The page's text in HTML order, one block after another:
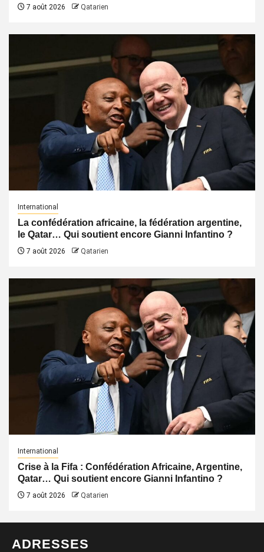
7 août 2026 Qatarien
International
La confédération africaine, la fédération argentine,
le Qatar… Qui soutient encore Gianni Infantino ?
7 août 2026 Qatarien
International
Crise à la Fifa : Confédération Africaine, Argentine,
Qatar… Qui soutient encore Gianni Infantino ?
7 août 2026 Qatarien
ADRESSES